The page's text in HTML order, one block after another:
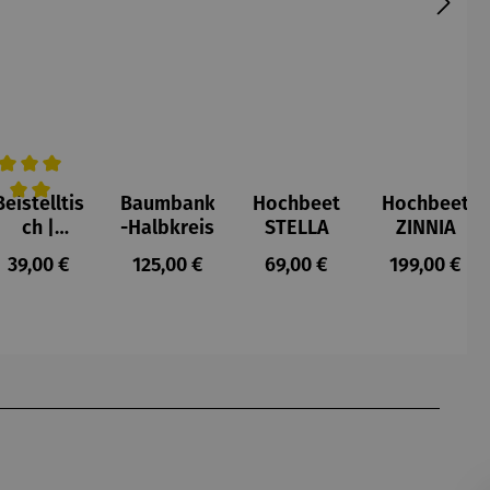
Bewertung von 5 von 5 Sternen
ch |
klappbar
Teakholz –
Regulärer Preis:
39,00 €
Baumbank
-Halbkreis
Regulärer Preis:
125,00 €
Hochbeet
STELLA
Regulärer Preis:
69,00 €
Hochbeet
ZINNIA
Regulärer
199,00 €